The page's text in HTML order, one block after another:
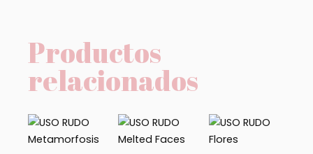
Productos
relacionados
Rango
de
precios: